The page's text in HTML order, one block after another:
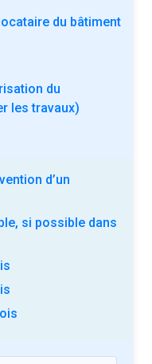
du bâtiment
du
les travaux)
d’un
si possible dans